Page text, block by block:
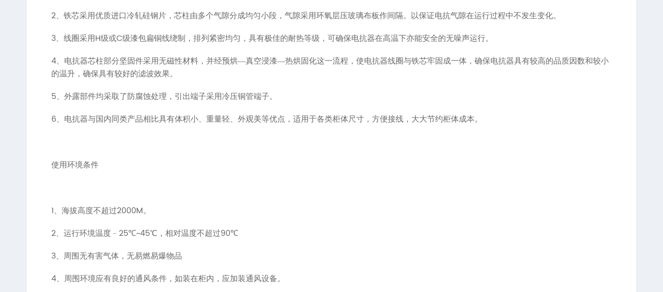
2、 铁芯采用优质进口冷轧硅钢片，芯柱由多个气隙分成均匀小段，气隙采用环氧层压玻璃布板作间隔。以保证电抗气隙在运行过程中不发生变化。
3、 线圈采用 H级或C级漆包扁铜线绕制，排列紧密均匀，具有极佳的耐热等级，可确保电抗器在高温下亦能安全的无噪声运行。
4、
电抗器芯柱部分坚固件采用无磁性材料，并经预烘—真空浸漆—热烘固化这一流程，使电抗器线圈与铁芯牢固成一体，确保电抗器具有较高的品质因数和较小
的温升，确保具有较好的滤波效果。
5、 外露部件均采取了防腐蚀处理，引出端子采用冷压铜管端子。
6、 电抗器与国内同类产品相比具有体积小、重量轻、外观美等优点，适用于各类柜体尺寸，方便接线，大大节约柜体成本。
使用环境条件
1、 海拔高度不超过2000M。
2、 运行环境温度﹣ 25℃~45℃，相对温度不超过90℃
3、 周围无有害气体，无易燃易爆物品
4、 周围环境应有良好的通风条件，如装在柜内，应加装通风设备。